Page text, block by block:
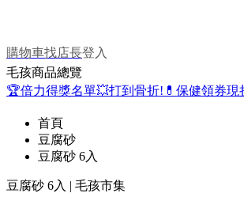
購物車找店長登入
毛孩商品總覽
🏆倍力得獎名單💥打到骨折! 💊保健領券現
首頁
豆腐砂
豆腐砂 6入
豆腐砂 6入 | 毛孩市集